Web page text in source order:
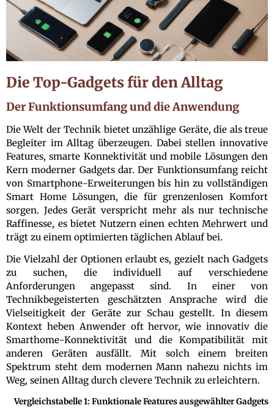
Die Top-Gadgets für den Alltag
Der Funktionsumfang und die Anwendung
Die Welt der Technik bietet unzählige Geräte, die als treue
Begleiter im Alltag überzeugen. Dabei stellen innovative
Features, smarte Konnektivität und mobile Lösungen den
Kern moderner Gadgets dar. Der Funktionsumfang reicht
von Smartphone-Erweiterungen bis hin zu vollständigen
Smart Home Lösungen, die für grenzenlosen Komfort
sorgen. Jedes Gerät verspricht mehr als nur technische
Raffinesse, es bietet Nutzern einen echten Mehrwert und
trägt zu einem optimierten täglichen Ablauf bei.
Die Vielzahl der Optionen erlaubt es, gezielt nach Gadgets
zu suchen, die individuell auf verschiedene
Anforderungen angepasst sind. In einer von
Technikbegeisterten geschätzten Ansprache wird die
Vielseitigkeit der Geräte zur Schau gestellt. In diesem
Kontext heben Anwender oft hervor, wie innovativ die
Smarthome-Konnektivität und die Kompatibilität mit
anderen Geräten ausfällt. Mit solch einem breiten
Spektrum steht dem modernen Mann nahezu nichts im
Weg, seinen Alltag durch clevere Technik zu erleichtern.
Vergleichstabelle 1: Funktionale Features ausgewählter Gadgets